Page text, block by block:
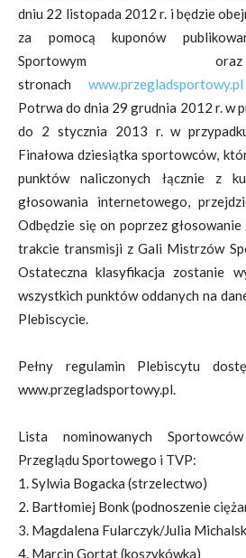
dniu 22 listopada 2012 r. i będzie
za pomocą kuponów
Sportowym
stronachwww.przegladsportowy.pl
Potrwa do dnia 29 grudnia 2012 r. w
do 2 stycznia 2013 r. w
Finałowa dziesiątka sportowców,
punktów naliczonych łącznie z
głosowania internetowego,
Odbędzie się on poprzez
trakcie transmisji z Gali Mistrzów
Ostateczna klasyfikacja zostanie
wszystkich punktów oddanych na
Plebiscycie.
Pełny regulamin Plebiscytu
www.przegladsportowy.pl.
Lista nominowanych
Przeglądu Sportowego i TVP:
1. Sylwia Bogacka (strzelectwo)
2. Bartłomiej Bonk (podnoszenie
3. Magdalena Fularczyk/Julia
4. Marcin Gortat (koszykówka)